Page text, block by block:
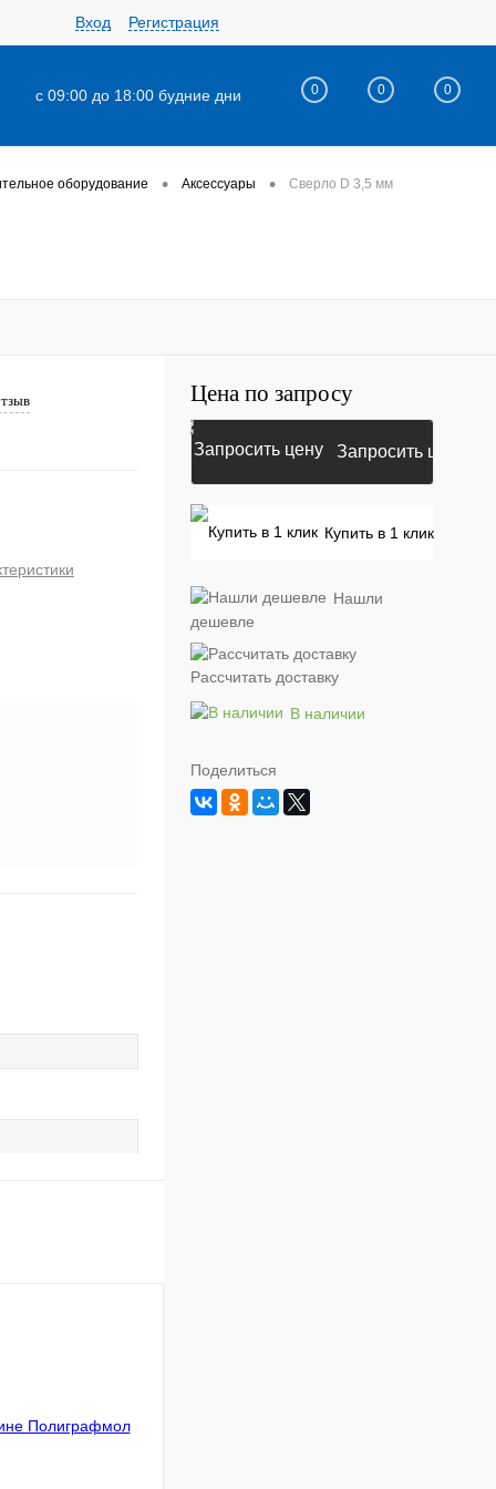
Вход Регистрация
с 09:00 до 18:00 будние дни 0 0 0
оборудование • Аксессуары • Сверло D 3,5 мм
Цена по запросу
Запросить цену
Купить в 1 клик
Нашли
дешевле
Рассчитать доставку
В наличии
Поделиться